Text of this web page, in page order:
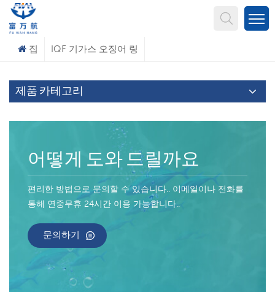
집 IQF 기가스 오징어 링
제품 카테고리
어떻게 도와 드릴까요
편리한 방법으로 문의할 수 있습니다.. 이메일이나 전화를
통해 연중무휴 24시간 이용 가능합니다..
문의하기